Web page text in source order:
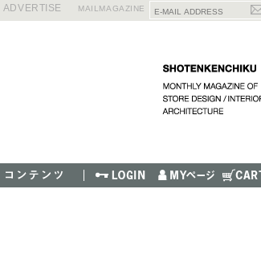
ADVERTISE MAILMAGAZINE